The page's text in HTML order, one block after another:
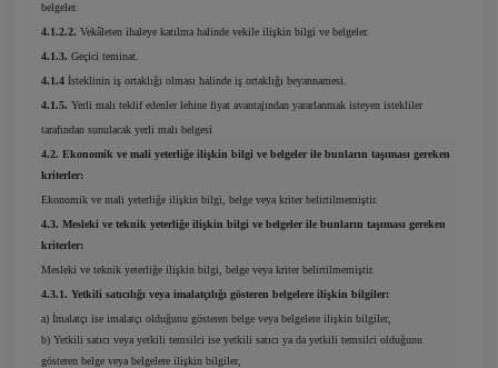
belgeler.
4.1.2.2. Vekâleten ihaleye katılma halinde vekile ilişkin bilgi ve belgeler.
4.1.3. Geçici teminat.
4.1.4 İsteklinin iş ortaklığı olması halinde iş ortaklığı beyannamesi.
4.1.5. Yerli malı teklif edenler lehine fiyat avantajından yararlanmak isteyen istekliler
tarafından sunulacak yerli malı belgesi
4.2. Ekonomik ve mali yeterliğe ilişkin bilgi ve belgeler ile bunların taşıması gereken
kriterler:
Ekonomik ve mali yeterliğe ilişkin bilgi, belge veya kriter belirtilmemiştir.
4.3. Mesleki ve teknik yeterliğe ilişkin bilgi ve belgeler ile bunların taşıması gereken
kriterler:
Mesleki ve teknik yeterliğe ilişkin bilgi, belge veya kriter belirtilmemiştir.
4.3.1. Yetkili satıcılığı veya imalatçılığı gösteren belgelere ilişkin bilgiler:
a) İmalatçı ise imalatçı olduğunu gösteren belge veya belgelere ilişkin bilgiler,
b) Yetkili satıcı veya yetkili temsilci ise yetkili satıcı ya da yetkili temsilci olduğunu
gösteren belge veya belgelere ilişkin bilgiler,